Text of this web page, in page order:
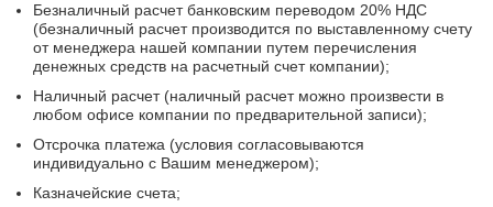
Безналичный расчет банковским переводом 20% НДС
(безналичный расчет производится по выставленному счету
от менеджера нашей компании путем перечисления
денежных средств на расчетный счет компании);
Наличный расчет (наличный расчет можно произвести в
любом офисе компании по предварительной записи);
Отсрочка платежа (условия согласовываются
индивидуально с Вашим менеджером);
Казначейские счета;